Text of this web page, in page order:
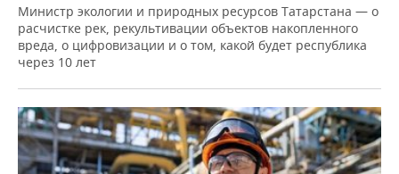
Министр экологии и природных ресурсов Татарстана — о
расчистке рек, рекультивации объектов накопленного
вреда, о цифровизации и о том, какой будет республика
через 10 лет